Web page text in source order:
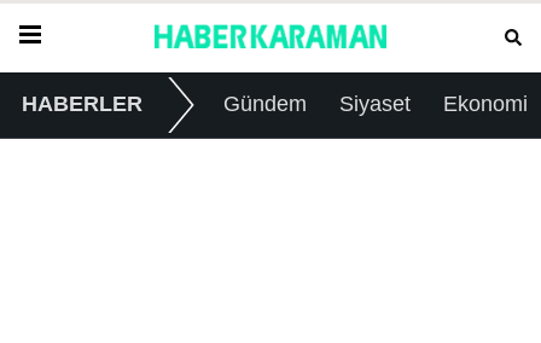
HABERLER Gündem Siyaset Ekonomi